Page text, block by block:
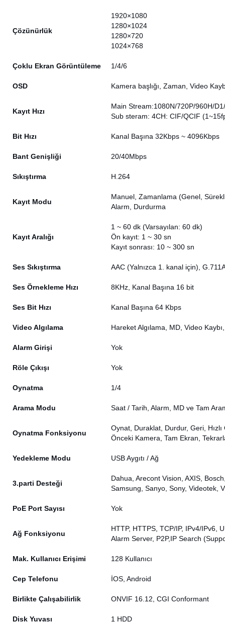
Çözünürlük
1920×1080
1280×1024
1280×720
1024×768
Çoklu Ekran Görüntüleme 1/4/6
OSD Kamera başlığı, Zaman, Video
Kayıt Hızı
Main Stream:1080N/720P/960H/
Sub steram: 4CH: CIF/QCIF
Bit Hızı Kanal Başına 32Kbps ~ 4096Kbps
Bant Genişliği 20/40Mbps
Sıkıştırma H.264
Kayıt Modu
Manuel, Zamanlama (Genel,
Alarm, Durdurma
Kayıt Aralığı
1 ~ 60 dk (Varsayılan: 60 dk)
Ön kayıt: 1 ~ 30 sn
Kayıt sonrası: 10 ~ 300 sn
Ses Sıkıştırma AAC (Yalnızca 1. kanal için),
Ses Örnekleme Hızı 8KHz, Kanal Başına 16 bit
Ses Bit Hızı Kanal Başına 64 Kbps
Video Algılama Hareket Algılama, MD, Video
Alarm Girişi Yok
Röle Çıkışı Yok
Oynatma 1/4
Arama Modu Saat / Tarih, Alarm, MD ve Tam
Oynatma Fonksiyonu
Oynat, Duraklat, Durdur, Geri,
Önceki Kamera, Tam Ekran,
Yedekleme Modu USB Aygıtı / Ağ
3.parti Desteği
Dahua, Arecont Vision, AXIS,
Samsung, Sanyo, Sony, Videotek,
PoE Port Sayısı Yok
Ağ Fonksiyonu
HTTP, HTTPS, TCP/IP, IPv4/IPv6,
Alarm Server, P2P,IP Search
Mak. Kullanıcı Erişimi 128 Kullanıcı
Cep Telefonu İOS, Android
Birlikte Çalışabilirlik ONVIF 16.12, CGI Conformant
Disk Yuvası 1 HDD